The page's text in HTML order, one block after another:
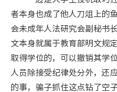
者本身也成了他人刀俎上的
会未成年人法研究会副秘书
文本身就属于教育部明文规
取得学位的，可以撤销其学
人员除接受纪律处分外，还
的事，骗子抓住这点钻了空